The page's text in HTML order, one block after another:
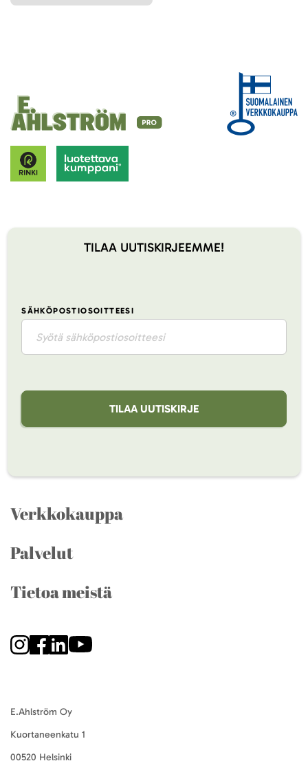
TILAA UUTISKIRJEEMME!
SÄHKÖPOSTIOSOITTEESI
TILAA UUTISKIRJE
Verkkokauppa
Palvelut
Tietoa meistä
E.Ahlström Oy
Kuortaneenkatu 1
00520 Helsinki